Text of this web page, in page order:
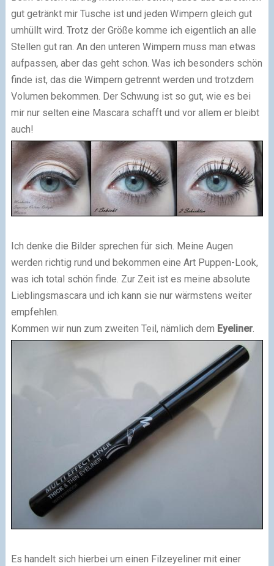
gut getränkt mir Tusche ist und jeden Wimpern gleich gut
umhüllt wird. Trotz der Größe komme ich eigentlich an alle
Stellen gut ran. An den unteren Wimpern muss man etwas
aufpassen, aber das geht schon. Was ich besonders schön
finde ist, das die Wimpern getrennt werden und trotzdem
Volumen bekommen. Der Schwung ist so gut, wie es bei
mir nur selten eine Mascara schafft und vor allem er bleibt
auch!
Ich denke die Bilder sprechen für sich. Meine Augen
werden richtig rund und bekommen eine Art Puppen-Look,
was ich total schön finde. Zur Zeit ist es meine absolute
Lieblingsmascara und ich kann sie nur wärmstens weiter
empfehlen.
Kommen wir nun zum zweiten Teil, nämlich dem Eyeliner.
Es handelt sich hierbei um einen Filzeyeliner mit einer